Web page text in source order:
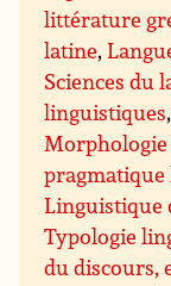
littérature
latine,
Sciences du
linguistiques
Morphologie
pragmatique
Linguistique
Typologie
du discours,